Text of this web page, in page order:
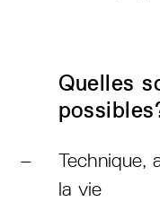
Quelles
Technique,
la vie